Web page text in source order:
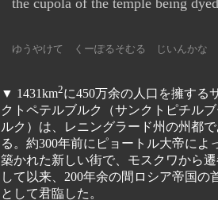
the cupola of the temple being
ゆうやけて くーぽるそむる じいんかな
▼ 1431km2に450万余の人口を擁する
クトペテルブルク（サンクトピチル
ルク）は、レニングラード州の州都
る。約300年前にピョートル大帝によ
築かれた新しい街で、モスクワから
して以来、200年余の間ロシア帝国の
として君臨した。